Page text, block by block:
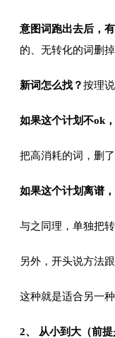
意图词跑出去后，
的、无转化的词删
新词怎么找？按理
如果这个计划不ok
把高消耗的词，删
如果这个计划离谱
与之同理，单独把
另外，开头说方法
这种就是适合另一
2、 从小到大（前提